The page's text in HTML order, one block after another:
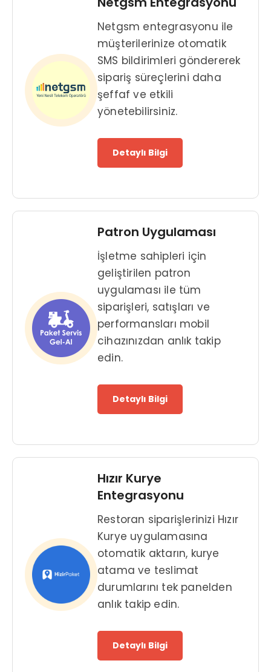
Netgsm entegrasyonu ile
müşterilerinize otomatik
SMS bildirimleri göndererek
sipariş süreçlerini daha
şeffaf ve etkili
yönetebilirsiniz.
Detaylı Bilgi
Patron Uygulaması
İşletme sahipleri için
geliştirilen patron
uygulaması ile tüm
siparişleri, satışları ve
performansları mobil
cihazınızdan anlık takip
edin.
Detaylı Bilgi
Hızır Kurye
Entegrasyonu
Restoran siparişlerinizi Hızır
Kurye uygulamasına
otomatik aktarın, kurye
atama ve teslimat
durumlarını tek panelden
anlık takip edin.
Detaylı Bilgi